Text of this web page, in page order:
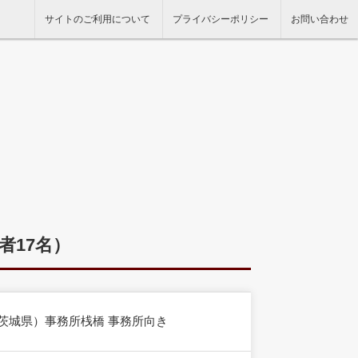
サイトのご利用について プライバシーポリシー お問い合わせ
17名）
城県）事務所桟橋 事務所向き